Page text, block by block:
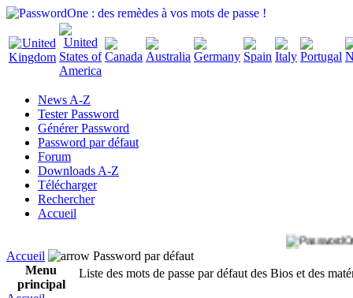
News A-Z
Tester Password
Générer Password
Password par défaut
Forum
Downloads A-Z
Télécharger
Rechercher
Accueil
Accueil
Password par défaut
Menu
principal
Liste des mots de passe par défaut des Bios et des